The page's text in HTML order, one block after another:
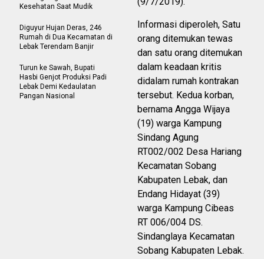
Informasi diperoleh, Satu
orang ditemukan tewas
dan satu orang ditemukan
dalam keadaan kritis
didalam rumah kontrakan
tersebut. Kedua korban,
bernama Angga Wijaya
(19) warga Kampung
Sindang Agung
RT002/002 Desa Hariang
Kecamatan Sobang
Kabupaten Lebak, dan
Endang Hidayat (39)
warga Kampung Cibeas
RT 006/004 DS.
Sindanglaya Kecamatan
Sobang Kabupaten Lebak.
Kesehatan Saat Mudik
Diguyur Hujan Deras, 246
Rumah di Dua Kecamatan di
Lebak Terendam Banjir
Turun ke Sawah, Bupati
Hasbi Genjot Produksi Padi
Lebak Demi Kedaulatan
Pangan Nasional